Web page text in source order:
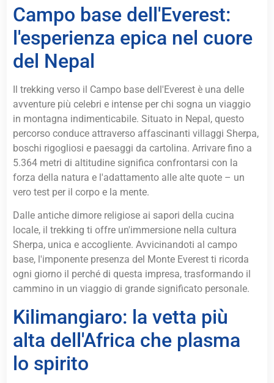
Campo base dell'Everest:
l'esperienza epica nel cuore
del Nepal
Il trekking verso il Campo base dell'Everest è una delle
avventure più celebri e intense per chi sogna un viaggio
in montagna indimenticabile. Situato in Nepal, questo
percorso conduce attraverso affascinanti villaggi Sherpa,
boschi rigogliosi e paesaggi da cartolina. Arrivare fino a
5.364 metri di altitudine significa confrontarsi con la
forza della natura e l'adattamento alle alte quote – un
vero test per il corpo e la mente.
Dalle antiche dimore religiose ai sapori della cucina
locale, il trekking ti offre un'immersione nella cultura
Sherpa, unica e accogliente. Avvicinandoti al campo
base, l'imponente presenza del Monte Everest ti ricorda
ogni giorno il perché di questa impresa, trasformando il
cammino in un viaggio di grande significato personale.
Kilimangiaro: la vetta più
alta dell'Africa che plasma
lo spirito